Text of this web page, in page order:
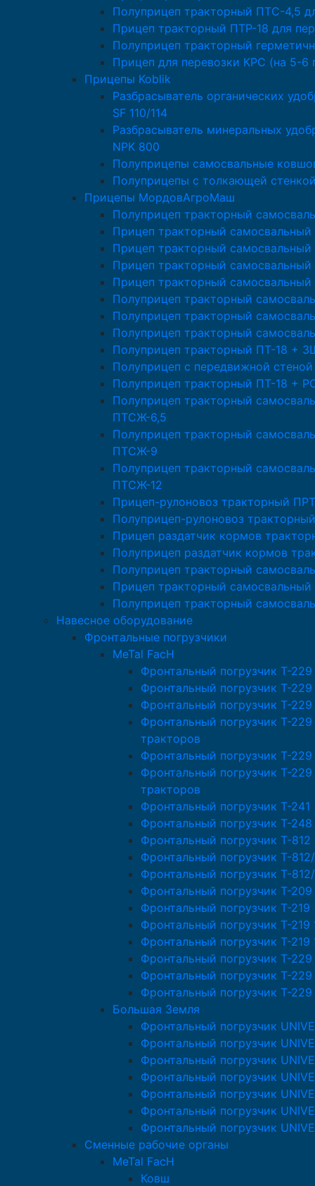
Полуприцеп тракторный ПТС-4,5
Прицеп тракторный ПТР-18 для
Полуприцеп тракторный
Прицеп для перевозки КРС (на 5-6
Прицепы Koblik
Разбрасыватель органических
SF 110/114
Разбрасыватель минеральных
NPK 800
Полуприцепы самосвальные
Полуприцепы с толкающей
Прицепы МордовАгроМаш
Полуприцеп тракторный
Прицеп тракторный
Прицеп тракторный
Прицеп тракторный
Прицеп тракторный
Полуприцеп тракторный
Полуприцеп тракторный
Полуприцеп тракторный
Полуприцеп тракторный ПТ-18 +
Полуприцеп с передвижной
Полуприцеп тракторный ПТ-18 +
Полуприцеп тракторный
ПТСЖ-6,5
Полуприцеп тракторный
ПТСЖ-9
Полуприцеп тракторный
ПТСЖ-12
Прицеп-рулоновоз тракторный
Полуприцеп-рулоновоз
Прицеп раздатчик кормов
Полуприцеп раздатчик кормов
Полуприцеп тракторный
Прицеп тракторный
Полуприцеп тракторный
Навесное оборудование
Фронтальные погрузчики
MeTal FacH
Фронтальный погрузчик T-
Фронтальный погрузчик T-229
Фронтальный погрузчик T-
Фронтальный погрузчик T-
тракторов
Фронтальный погрузчик Т-229
Фронтальный погрузчик T-
тракторов
Фронтальный погрузчик T-241
Фронтальный погрузчик T-248
Фронтальный погрузчик T-812
Фронтальный погрузчик T-
Фронтальный погрузчик T-
Фронтальный погрузчик T-209
Фронтальный погрузчик T-219
Фронтальный погрузчик T-219
Фронтальный погрузчик T-
Фронтальный погрузчик T-229
Фронтальный погрузчик T-
Фронтальный погрузчик T-229
Большая Земля
Фронтальный погрузчик
Фронтальный погрузчик
Фронтальный погрузчик
Фронтальный погрузчик
Фронтальный погрузчик
Фронтальный погрузчик
Фронтальный погрузчик
Сменные рабочие органы
MeTal FacH
Ковш